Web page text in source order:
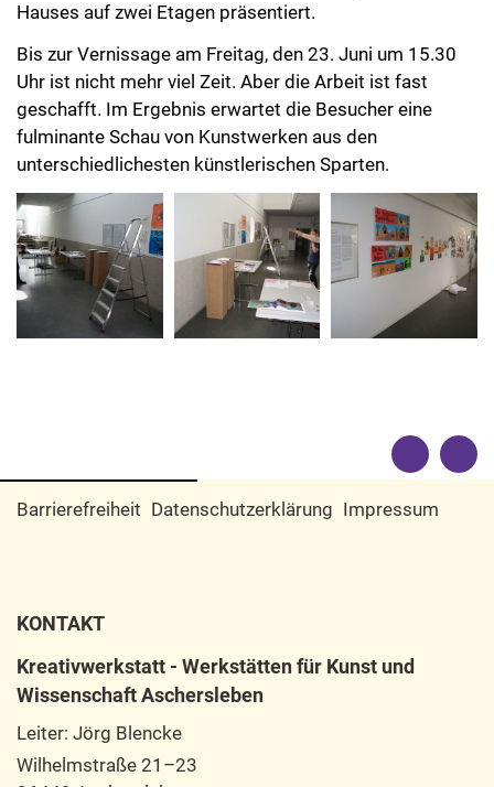
Hauses auf zwei Etagen präsentiert.
Bis zur Vernissage am Freitag, den 23. Juni um 15.30
Uhr ist nicht mehr viel Zeit. Aber die Arbeit ist fast
geschafft. Im Ergebnis erwartet die Besucher eine
fulminante Schau von Kunstwerken aus den
unterschiedlichesten künstlerischen Sparten.
Barrierefreiheit Datenschutzerklärung Impressum
KONTAKT
Kreativwerkstatt - Werkstätten für Kunst und
Wissenschaft Aschersleben
Leiter: Jörg Blencke
Wilhelmstraße 21–23